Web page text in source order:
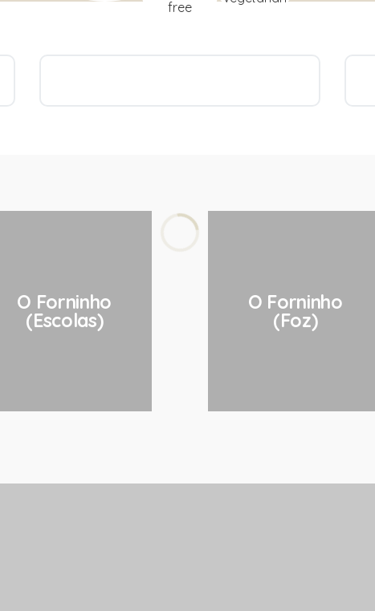
O Forninho
(Escolas)
O Forninho
(Foz)